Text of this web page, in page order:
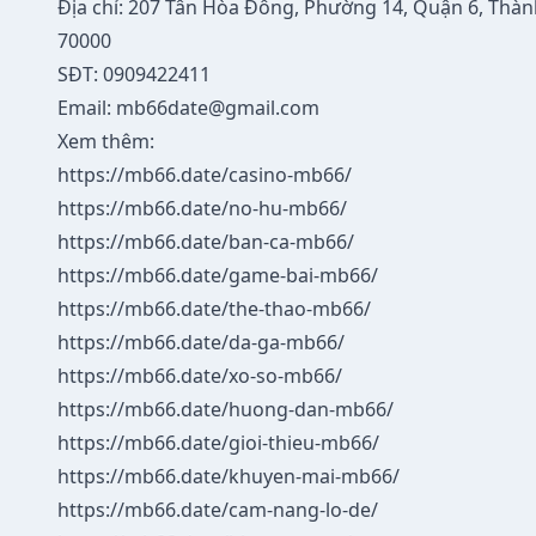
Địa chỉ: 207 Tân Hòa Đông, Phường 14, Quận 6,
70000
SĐT: 0909422411
Email: mb66date@gmail.com
Xem thêm:
https://mb66.date/casino-mb66/
https://mb66.date/no-hu-mb66/
https://mb66.date/ban-ca-mb66/
https://mb66.date/game-bai-mb66/
https://mb66.date/the-thao-mb66/
https://mb66.date/da-ga-mb66/
https://mb66.date/xo-so-mb66/
https://mb66.date/huong-dan-mb66/
https://mb66.date/gioi-thieu-mb66/
https://mb66.date/khuyen-mai-mb66/
https://mb66.date/cam-nang-lo-de/